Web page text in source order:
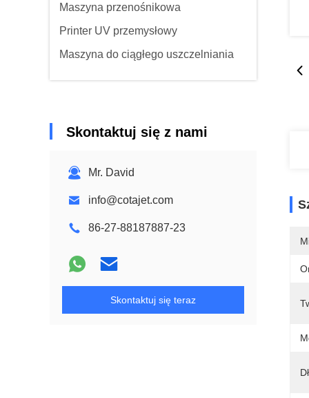
Maszyna przenośnikowa
Printer UV przemysłowy
Maszyna do ciągłego uszczelniania
Skontaktuj się z nami
Mr. David
info@cotajet.com
86-27-88187887-23
Skontaktuj się teraz